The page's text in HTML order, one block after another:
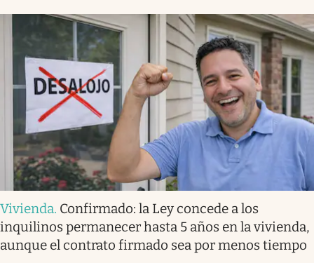
Vivienda. Confirmado: la Ley concede a los
inquilinos permanecer hasta 5 años en la vivienda,
aunque el contrato firmado sea por menos tiempo